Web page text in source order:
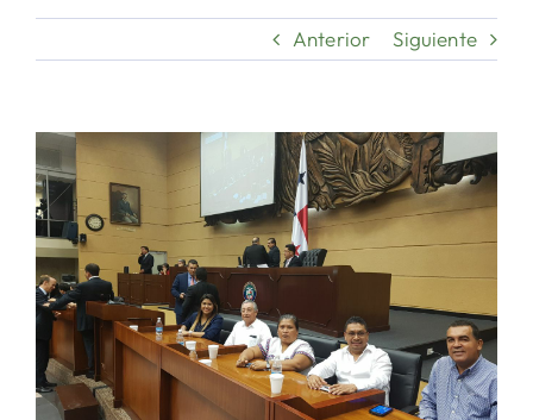
Anterior Siguiente
Ver
imagen
más
grande